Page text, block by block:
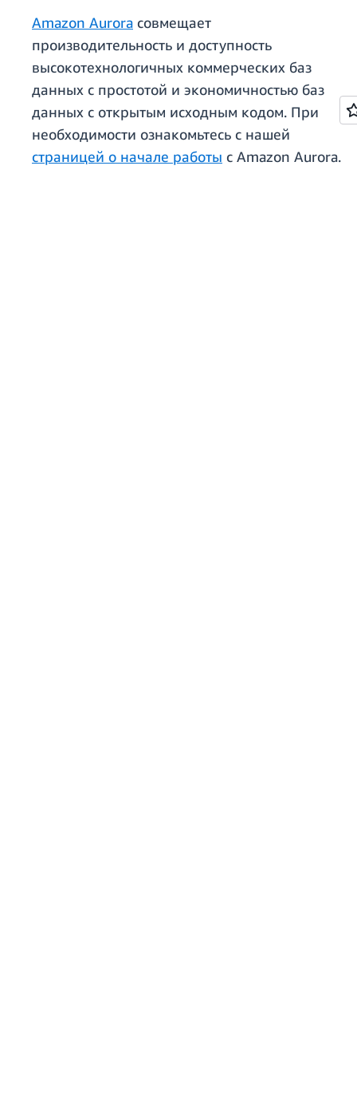
Amazon Aurora совмещает
производительность и доступность
высокотехнологичных коммерческих баз
данных с простотой и экономичностью баз
данных с открытым исходным кодом. При
необходимости ознакомьтесь с нашей
страницей о начале работы с Amazon Aurora.